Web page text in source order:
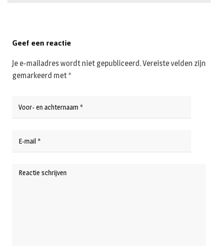
Geef een reactie
Je e-mailadres wordt niet gepubliceerd.Vereiste velden zijn
gemarkeerd met *